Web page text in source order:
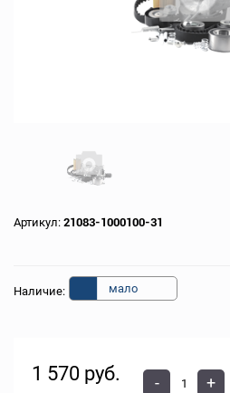
Артикул: 21083-1000100-31
Наличие: мало
1 570 руб. - +